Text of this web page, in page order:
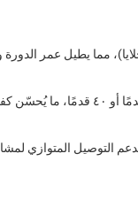
التوصيل المتوازي